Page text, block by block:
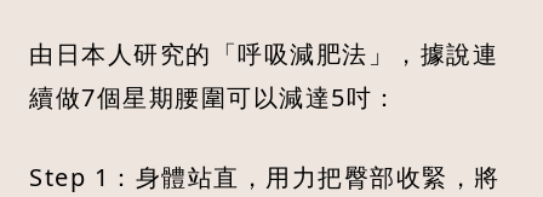
由日本人研究的「呼吸減肥法」，據說連
續做7個星期腰圍可以減達5吋：
Step 1：身體站直，用力把臀部收緊，將